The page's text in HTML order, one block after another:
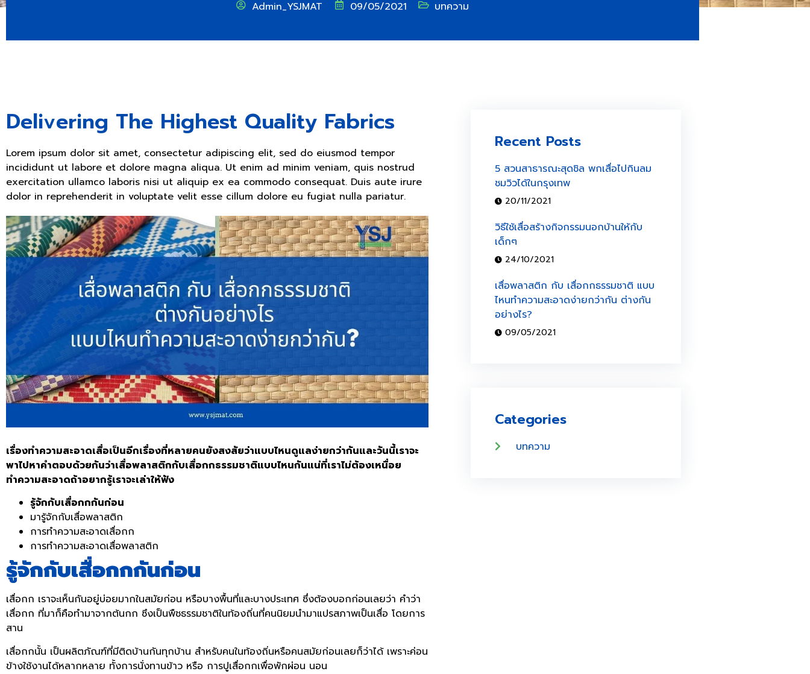
Admin_YSJMAT 09/05/2021 บทความ
Delivering The Highest Quality Fabrics
Lorem ipsum dolor sit amet, consectetur adipiscing elit, sed do eiusmod tempor
incididunt ut labore et dolore magna aliqua. Ut enim ad minim veniam, quis nostrud
exercitation ullamco laboris nisi ut aliquip ex ea commodo consequat. Duis aute irure
dolor in reprehenderit in voluptate velit esse cillum dolore eu fugiat nulla pariatur.
เรื่องทำความสะอาดเสื่อเป็นอีกเรื่องที่หลายคนยังสงสัยว่าแบบไหนดูแลง่ายกว่ากันและวันนี้เราจะ
พาไปหาคำตอบด้วยกันว่าเสื่อพลาสติกกับเสื่อกกธรรมชาติแบบไหนกันแน่ที่เราไม่ต้องเหนื่อย
ทำความสะอาดถ้าอยากรู้เราจะเล่าให้ฟัง
รู้จักกับเสื่อกกกันก่อน
มารู้จักกับเสื่อพลาสติก
การทำความสะอาดเสื่อกก
การทำความสะอาดเสื่อพลาสติก
รู้จักกับเสื่อกกกันก่อน
เสื่อกก เราจะเห็นกันอยู่บ่อยมากในสมัยก่อน หรือบางพื้นที่และบางประเทศ ซึ่งต้องบอกก่อนเลยว่า คำว่า
เสื่อกก ที่มาก็คือทำมาจากต้นกก ซึงเป็นพืชธรรมชาติในท้องถิ่นที่คนนิยมนำมาแปรสภาพเป็นเสื่อ โดยการ
สาน
เสื่อกกนั้น เป็นผลิตภัณฑ์ที่มีติดบ้านกันทุกบ้าน สำหรับคนในท้องถิ่นหรือคนสมัยก่อนเลยก็ว่าได้ เพราะค่อน
ข้างใช้งานได้หลากหลาย ทั้งการนั่งทานข้าว หรือ การปูเสื่อกกเพื่อพักผ่อน นอน
Recent Posts
5 สวนสาธารณะสุดชิล พกเสื่อไปกินลม
ชมวิวได้ในกรุงเทพ
20/11/2021
วิธีใช้เสื่อสร้างกิจกรรมนอกบ้านให้กับ
เด็กๆ
24/10/2021
เสื่อพลาสติก กับ เสื่อกกธรรมชาติ แบบ
ไหนทำความสะอาดง่ายกว่ากัน ต่างกัน
อย่างไร?
09/05/2021
Categories
บทความ